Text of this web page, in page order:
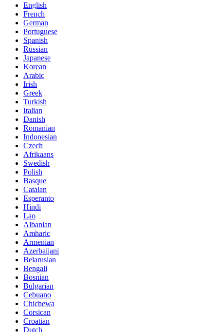
English
French
German
Portuguese
Spanish
Russian
Japanese
Korean
Arabic
Irish
Greek
Turkish
Italian
Danish
Romanian
Indonesian
Czech
Afrikaans
Swedish
Polish
Basque
Catalan
Esperanto
Hindi
Lao
Albanian
Amharic
Armenian
Azerbaijani
Belarusian
Bengali
Bosnian
Bulgarian
Cebuano
Chichewa
Corsican
Croatian
Dutch